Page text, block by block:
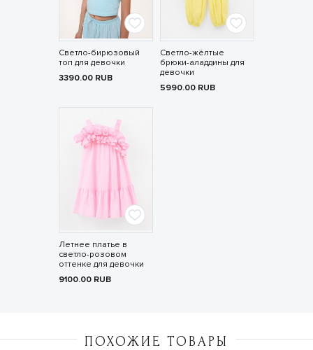
Светло-бирюзовый
топ для девочки
3390.00 RUB
Светло-жёлтые
брюки-аладдины для
девочки
5990.00 RUB
Летнее платье в
светло-розовом
оттенке для девочки
9100.00 RUB
ПОХОЖИЕ ТОВАРЫ